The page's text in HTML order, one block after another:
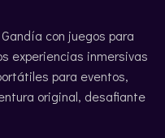
con juegos para
experiencias inmersivas
para eventos,
original, desafiante